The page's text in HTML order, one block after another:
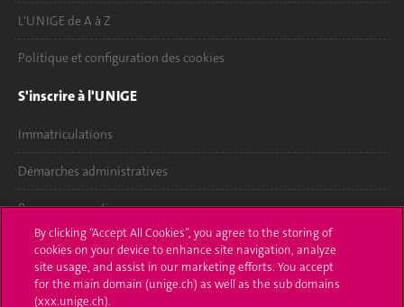
L'UNIGE de A à Z
Politique et configuration des cookies
S'inscrire à l'UNIGE
Immatriculations
Démarches administratives
Poser une question
L'UNIGE vous informe
UNIGE Mobile
By clicking “Accept All Cookies”, you agree to the storing of
cookies on your device to enhance site navigation, analyze
site usage, and assist in our marketing efforts. You accept
for the main domain (unige.ch) as well as the sub domains
(xxx.unige.ch).